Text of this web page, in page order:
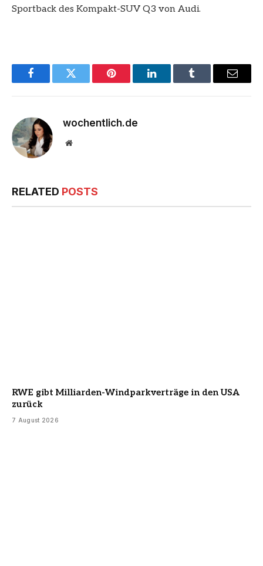
Sportback des Kompakt-SUV Q3 von Audi.
FacebookTwitter Pinterest LinkedInTumblr Email
wochentlich.de
Website
RELATED POSTS
RWE gibt Milliarden-Windparkverträge in den USA
zurück
7 August 2026